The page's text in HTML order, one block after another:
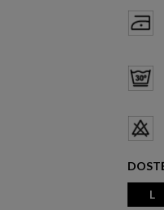
L